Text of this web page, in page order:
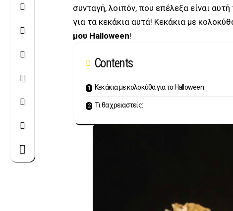
συνταγή, λοιπόν, που επέλεξα είναι
για τα κεκάκια αυτά! Κεκάκια με
μου Halloween!
Contents
Κεκάκια με κολοκύθα για το Halloween
Τι θα χρειαστείς: